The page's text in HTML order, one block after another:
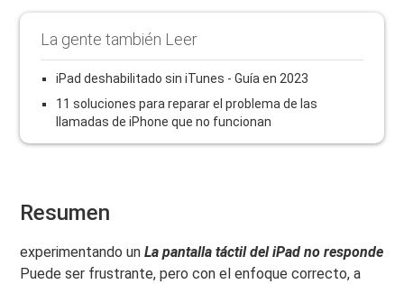
La gente también Leer
iPad deshabilitado sin iTunes - Guía en 2023
11 soluciones para reparar el problema de las
llamadas de iPhone que no funcionan
Resumen
experimentando unLa pantalla táctil del iPad no responde
Puede ser frustrante, pero con el enfoque correcto, a